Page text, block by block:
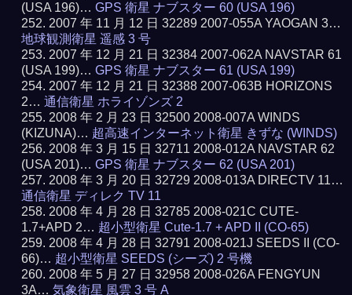
(USA 196)…GPS 衛星 ナブスター 60 (USA 196)
2007 年 11 月 12 日 32289 2007-055A YAOGAN 3…
地球観測衛星 遥感 3 号
2007 年 12 月 21 日 32384 2007-062A NAVSTAR 61
(USA 199)…GPS 衛星 ナブスター 61 (USA 199)
2007 年 12 月 21 日 32388 2007-063B HORIZONS
2…通信衛星 ホライゾンズ 2
2008 年 2 月 23 日 32500 2008-007A WINDS
(KIZUNA)… 超高速インターネット衛星 きずな (WINDS)
2008 年 3 月 15 日 32711 2008-012A NAVSTAR 62
(USA 201)…GPS 衛星 ナブスター 62 (USA 201)
2008 年 3 月 20 日 32729 2008-013A DIRECTV 11…
通信衛星 ディレク TV 11
2008 年 4 月 28 日 32785 2008-021C CUTE-
1.7+APD 2… 超小型衛星 Cute-1.7 + APD II (CO-65)
2008 年 4 月 28 日 32791 2008-021J SEEDS II (CO-
66)… 超小型衛星 SEEDS (シーズ) 2 号機
2008 年 5 月 27 日 32958 2008-026A FENGYUN
3A…気象衛星 風雲 3 号 A